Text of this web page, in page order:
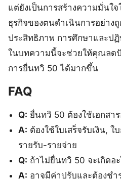
แต่ยังเป็นการสร้างความมั่นใจ
ธุรกิจของตนดำเนินการอย่าง
ประสิทธิภาพ การศึกษาและป
ในบทความนี้จะช่วยให้คุณลด
การยื่นทวิ 50 ได้มากขึ้น
FAQ
Q: ยื่นทวิ 50 ต้องใช้เอกสาร
A: ต้องใช้ใบเสร็จรับเงิน,
รายรับ-รายจ่าย
Q: ถ้าไม่ยื่นทวิ 50 จะเกิดอ
A: อาจมีค่าปรับและต้องชำ